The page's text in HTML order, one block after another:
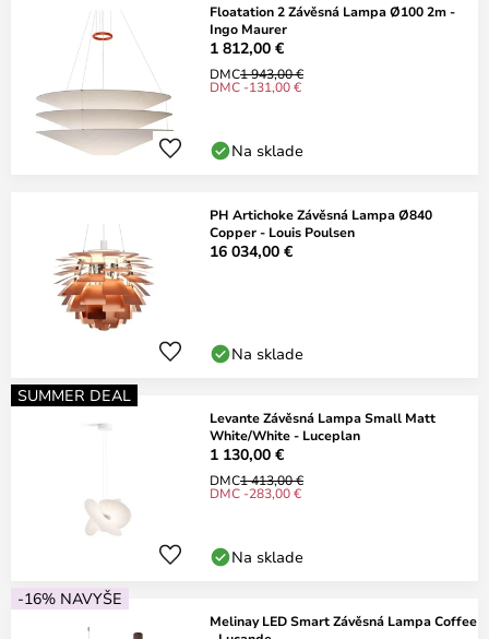
Floatation 2 Závěsná Lampa Ø100 2m -
Ingo Maurer
1 812,00 €
DMC1 943,00 €
DMC -131,00 €
Na sklade
PH Artichoke Závěsná Lampa Ø840
Copper - Louis Poulsen
16 034,00 €
Na sklade
SUMMER DEAL
Levante Závěsná Lampa Small Matt
White/White - Luceplan
1 130,00 €
DMC1 413,00 €
DMC -283,00 €
Na sklade
-16% NAVYŠE
Melinay LED Smart Závěsná Lampa Coffee